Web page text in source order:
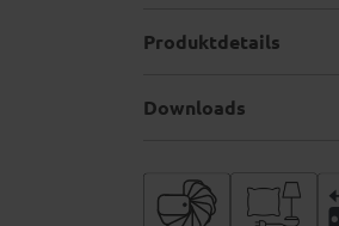
Produktdetails
Downloads